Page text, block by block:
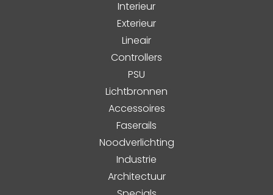
Interieur
Exterieur
Lineair
Controllers
PSU
Lichtbronnen
Accessoires
Faserails
Noodverlichting
Industrie
Architectuur